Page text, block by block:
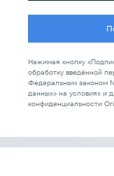
Нажимая кнопку
обработку введённой
Федеральным законом
данных» на условиях и
конфиденциальности